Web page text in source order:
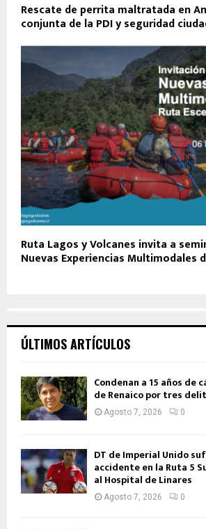
Rescate de perrita maltratada en
conjunta de la PDI y seguridad
Ruta Lagos y Volcanes invita a
Nuevas Experiencias Multimodales
ÚLTIMOS ARTÍCULOS
Condenan a 15 años de
de Renaico por tres
Agosto 7, 2026 0
DT de Imperial Unido
accidente en la Ruta 5
al Hospital de Linares
Agosto 7, 2026 0